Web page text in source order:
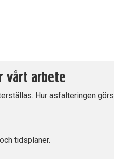
vårt arbete
Hur asfalteringen görs
tidsplaner.